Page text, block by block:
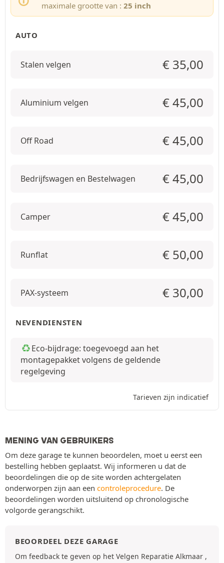
maximale grootte van : 25 inch
AUTO
Stalen velgen € 35,00
Aluminium velgen €45,00
Off Road €45,00
Bedrijfswagen en Bestelwagen €45,00
Camper €45,00
Runflat € 50,00
PAX-systeem € 30,00
NEVENDIENSTEN
Eco-bijdrage: toegevoegd aan het
montagepakket volgens de geldende
regelgeving
Tarieven zijn indicatief
MENING VAN GEBRUIKERS
Om deze garage te kunnen beoordelen, moet u eerst een
bestelling hebben geplaatst. Wij informeren u dat de
beoordelingen die op de site worden achtergelaten
onderworpen zijn aan een controleprocedure. De
beoordelingen worden uitsluitend op chronologische
volgorde gerangschikt.
BEOORDEEL DEZE GARAGE
Om feedback te geven op het Velgen Reparatie Alkmaar ,